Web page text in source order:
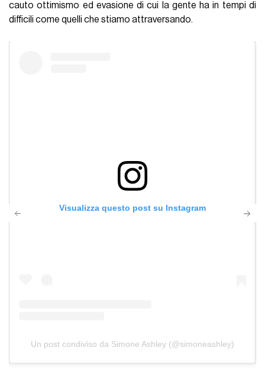
cauto ottimismo ed evasione di cui la gente ha in tempi di
difficili come quelli che stiamo attraversando.
Visualizza questo post su Instagram
Un post condiviso da Simone Ashley (@simoneashley)